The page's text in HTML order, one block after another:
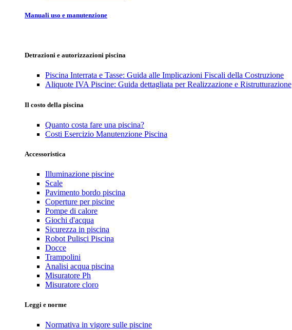
Manuali uso e manutenzione
Detrazioni e autorizzazioni piscina
Piscina Interrata e Tasse: Guida alle Implicazioni Fiscali della Costruzione
Aliquote IVA Piscine: Guida dettagliata per Realizzazione e Ristrutturazione
Il costo della piscina
Quanto costa fare una piscina?
Costi Esercizio Manutenzione Piscina
Accessoristica
Illuminazione piscine
Scale
Pavimento bordo piscina
Coperture per piscine
Pompe di calore
Giochi d'acqua
Sicurezza in piscina
Robot Pulisci Piscina
Docce
Trampolini
Analisi acqua piscina
Misuratore Ph
Misuratore cloro
Leggi e norme
Normativa in vigore sulle piscine